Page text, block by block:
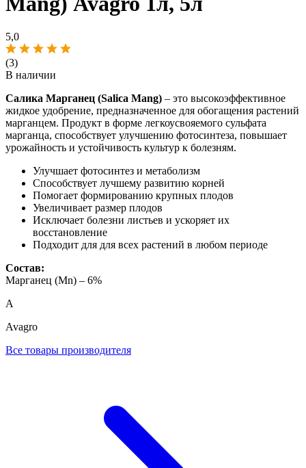
5,0
(3)
В наличии
Салика Марганец (Salica Mang) – это высокоэффективное
жидкое удобрение, предназначенное для обогащения растений
марганцем. Продукт в форме легкоусвояемого сульфата
марганца, способствует улучшению фотосинтеза, повышает
урожайность и устойчивость культур к болезням.
Улучшает фотосинтез и метаболизм
Способствует лучшему развитию корней
Помогает формированию крупных плодов
Увеличивает размер плодов
Исключает болезни листьев и ускоряет их
восстановление
Подходит для для всех растений в любом периоде
Состав:
Марганец (Mn) – 6%
A
Avagro
Все товары производителя